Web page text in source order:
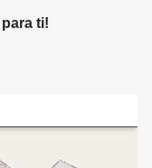
ti!